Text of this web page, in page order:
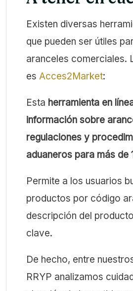
Existen diversas
que pueden ser útiles
aranceles comerciales.
es Acces2Market:
Esta herramienta en
información sobre
regulaciones y
aduaneros para más de
Permite a los usuarios
productos por código
descripción del
clave.
De hecho, entre
RRYP analizamos